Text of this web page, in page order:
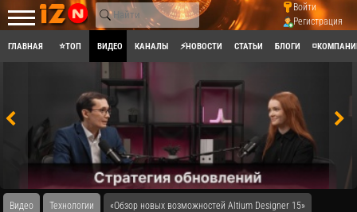
Войти
Регистрация
ГЛАВНАЯ ⭐ТОП ВИДЕО КАНАЛЫ ⚡НОВОСТИ СТАТЬИ БЛОГИ
Видео Технологии «Обзор новых возможностей Altium Designer 15»